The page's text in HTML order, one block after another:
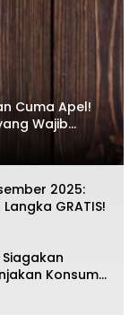
Cuma Apel!
Wajib
2025:
GRATIS!
Konsumsi